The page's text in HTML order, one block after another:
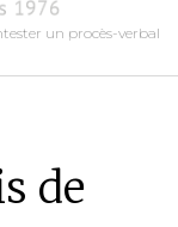
un procès-verbal
de